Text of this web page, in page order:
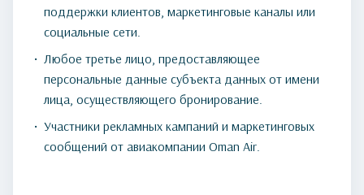
поддержки клиентов, маркетинговые каналы или
социальные сети.
Любое третье лицо, предоставляющее
персональные данные субъекта данных от имени
лица, осуществляющего бронирование.
Участники рекламных кампаний и маркетинговых
сообщений от авиакомпании Oman Air.